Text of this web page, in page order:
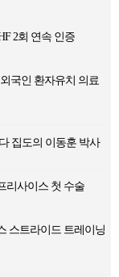
2회 연속 인증
국인 환자유치 의료
집도의 이동훈 박사
리사이스 첫 수술
스트라이드 트레이닝